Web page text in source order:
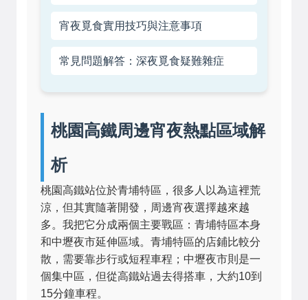
宵夜覓食實用技巧與注意事項
常見問題解答：深夜覓食疑難雜症
桃園高鐵周邊宵夜熱點區域解
析
桃園高鐵站位於青埔特區，很多人以為這裡荒
涼，但其實隨著開發，周邊宵夜選擇越來越
多。我把它分成兩個主要戰區：青埔特區本身
和中壢夜市延伸區域。青埔特區的店鋪比較分
散，需要靠步行或短程車程；中壢夜市則是一
個集中區，但從高鐵站過去得搭車，大約10到
15分鐘車程。